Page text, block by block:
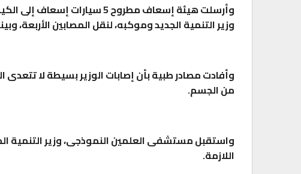
وزير التنمية الجديد وموكبه، لنقل المصابين الأربعة،
وأفادت مصادر طبية بأن إصابات الوزير بسيطة لا
من الجسم.
اللازمة.